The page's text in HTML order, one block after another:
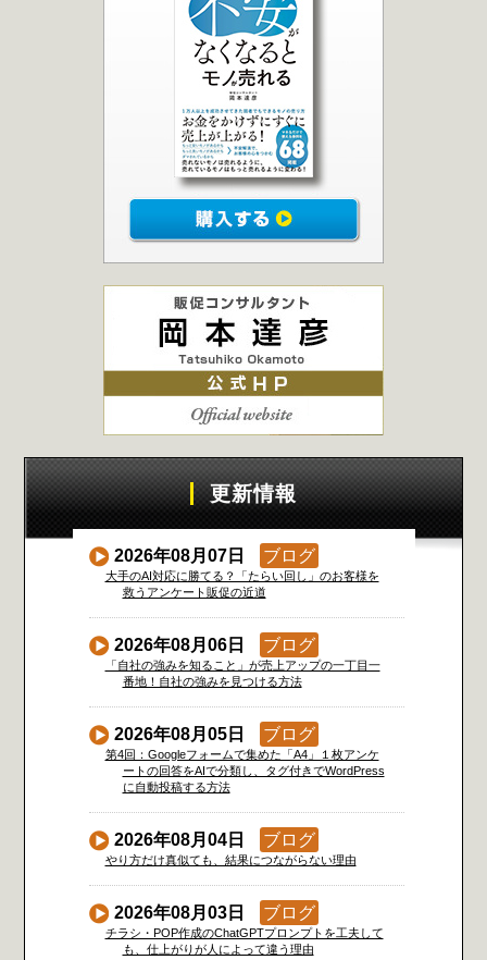
更新情報
2026年08月07日 ブログ
大手のAI対応に勝てる？「たらい回し」のお客様を
救うアンケート販促の近道
2026年08月06日 ブログ
「自社の強みを知ること」が売上アップの一丁目一
番地！自社の強みを見つける方法
2026年08月05日 ブログ
第4回：Googleフォームで集めた「A4」１枚アンケ
ートの回答をAIで分類し、タグ付きでWordPress
に自動投稿する方法
2026年08月04日 ブログ
やり方だけ真似ても、結果につながらない理由
2026年08月03日 ブログ
チラシ・POP作成のChatGPTプロンプトを工夫して
も、仕上がりが人によって違う理由